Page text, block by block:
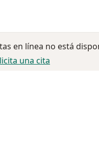
en línea no está
una cita